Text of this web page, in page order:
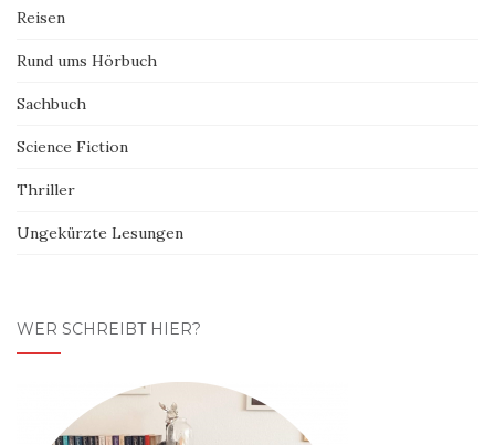
Reisen
Rund ums Hörbuch
Sachbuch
Science Fiction
Thriller
Ungekürzte Lesungen
WER SCHREIBT HIER?